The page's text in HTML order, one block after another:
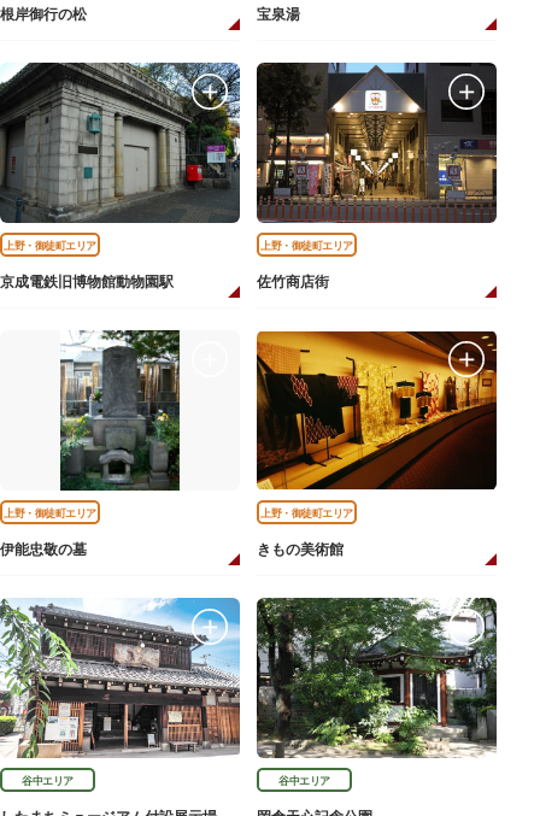
根岸御行の松 宝泉湯
上野・御徒町エリア
京成電鉄旧博物館動物園駅
上野・御徒町エリア
佐竹商店街
上野・御徒町エリア
伊能忠敬の墓
上野・御徒町エリア
きもの美術館
谷中エリア 谷中エリア